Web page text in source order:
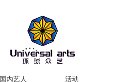
国内艺人 活动